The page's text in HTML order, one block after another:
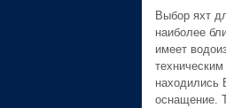
Выбор яхт
наиболее
имеет
находились
оснащение.